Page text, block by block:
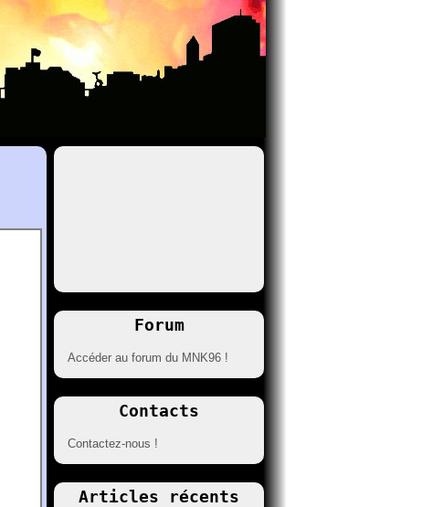
Forum
Accéder au forum du MNK96 !
Contacts
Contactez-nous !
Articles récents